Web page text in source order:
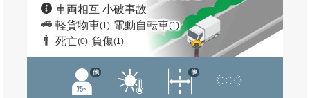
車両相互 小破事故
軽貨物車(1) 電動自転車(1)
死亡(0) 負傷(1)
他 他